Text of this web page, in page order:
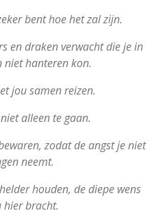
bent hoe het zal zijn.
en draken verwacht die je in
niet hanteren kon.
jou samen reizen.
alleen te gaan.
zodat de angst je niet
neemt.
houden, de diepe wens
hier bracht.